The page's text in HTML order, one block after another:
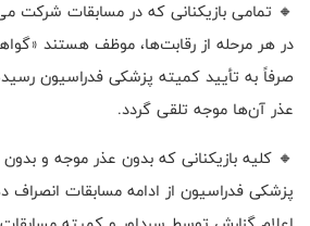
🔸 تمامی بازیکنانی که در مسابقات شرکت
در هر مرحله از رقابت‌ها، موظف هستند
صرفاً به تأیید کمیته پزشکی فدراسیون رسیده
عذر آن‌ها موجه تلقی گردد.
🔸 کلیه بازیکنانی که بدون عذر موجه و
پزشکی فدراسیون از ادامه مسابقات